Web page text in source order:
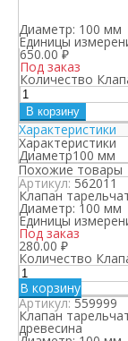
Диаметр: 100 мм
Единицы
650.00₽
Под заказ
Количество
В корзину
Характеристики
Характеристики
Диаметр100 мм
Похожие товары
Артикул:562011
Клапан
Диаметр: 100 мм
Единицы
Под заказ
280.00 ₽
Количество
В корзину
Артикул:559999
Клапан
древесина